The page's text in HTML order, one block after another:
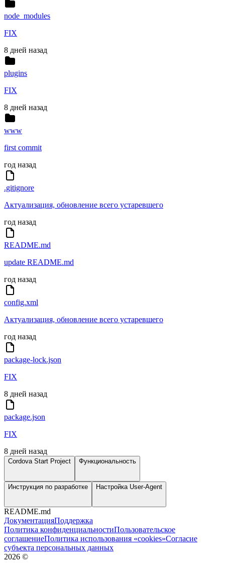
node_modules
FIX
8 дней назад
plugins
FIX
8 дней назад
www
first commit
год назад
.gitignore
Актуализация, обновление всего устаревшего
год назад
README.md
update README.md
год назад
config.xml
Актуализация, обновление всего устаревшего
год назад
package-lock.json
FIX
8 дней назад
package.json
FIX
8 дней назад
Cordova Start Project Функциональность
Инструкция по разработке Настройка User-Agent
README.md
ДокументацияПоддержка
Политика конфиденциальностиПользовательское
соглашениеПолитика использования «cookies»Согласие
субъекта персональных данных
2026 ©